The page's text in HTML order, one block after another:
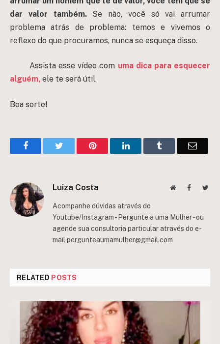
dar valor também.Se não, você só vai arrumar
problema atrás de problema: temos e vivemos o
reflexo do que procuramos, nunca se esqueça disso.
Assista esse vídeo com uma dica para esquecer
alguém, ele te será útil.
Boa sorte!
FacebookTwitter Pinterest LinkedInTumblr Email
Luiza Costa WebsiteFacebook
Acompanhe dúvidas através do
Youtube/Instagram - Pergunte a uma Mulher - ou
agende sua consultoria particular através do e-
mail pergunteaumamulher@gmail.com
RELATED POSTS